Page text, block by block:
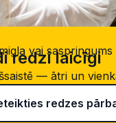
vai saspringums
redzi laicīgi
— ātri un
redzes